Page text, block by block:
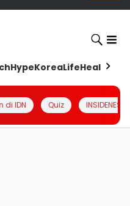
HypeKoreaLifeHealth
di IDN Quiz INSIDENESIA